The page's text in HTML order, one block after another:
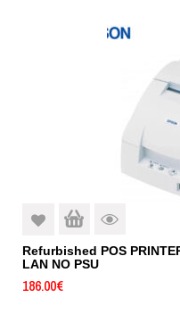
Refurbished POS
LAN NO PSU
186.00€